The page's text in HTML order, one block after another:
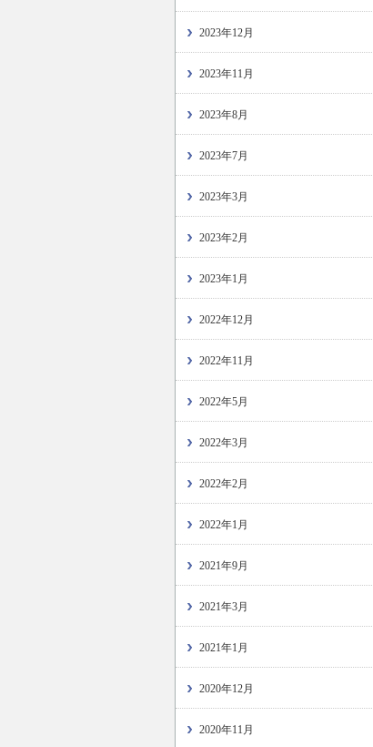
2023年12月
2023年11月
2023年8月
2023年7月
2023年3月
2023年2月
2023年1月
2022年12月
2022年11月
2022年5月
2022年3月
2022年2月
2022年1月
2021年9月
2021年3月
2021年1月
2020年12月
2020年11月